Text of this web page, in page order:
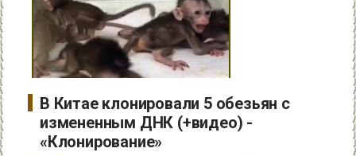
В Китае клонировали 5 обезьян с
измененным ДНК (+видео) -
«Клонирование»